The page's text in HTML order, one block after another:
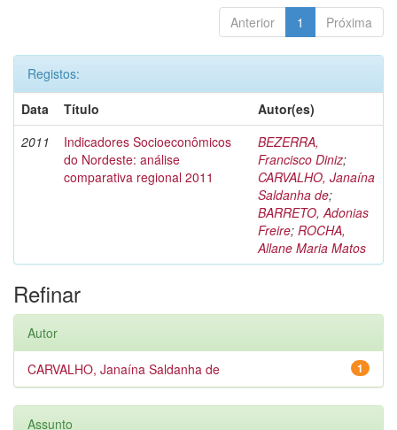
Anterior 1 Próxima
Registos:
Data
Título
Autor(es)
2011
Indicadores Socioeconômicos
do Nordeste: análise
comparativa regional 2011
BEZERRA,
Francisco Diniz;
CARVALHO, Janaína
Saldanha de;
BARRETO, Adonias
Freire; ROCHA,
Allane Maria Matos
Refinar
Autor
1
CARVALHO, Janaína Saldanha de
Assunto